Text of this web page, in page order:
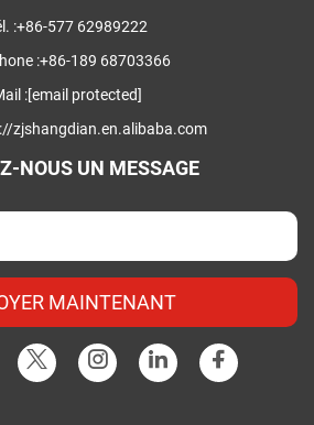
:+86-577 62989222
:+86-189 68703366
:[email protected]
zjshangdian.en.alibaba.com
NOUS UN MESSAGE
MAINTENANT